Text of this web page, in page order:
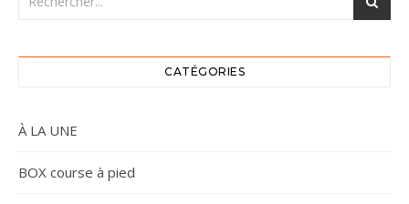
CATÉGORIES
À LA UNE
BOX course à pied